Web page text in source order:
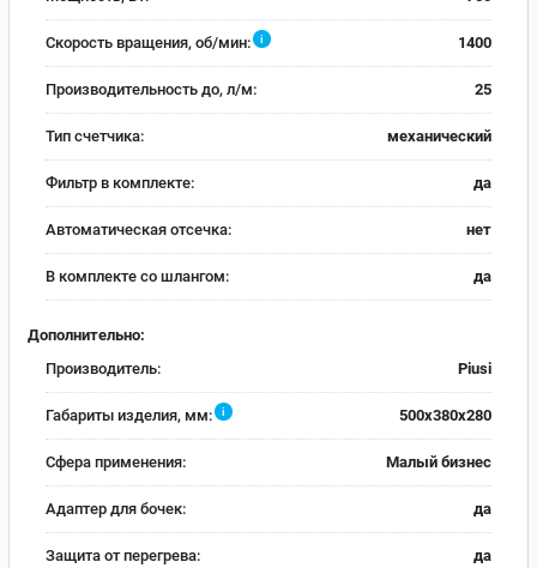
Скорость вращения, об/мин: i 1400
Производительность до, л/м: 25
Тип счетчика: механический
Фильтр в комплекте: да
Автоматическая отсечка: нет
В комплекте со шлангом: да
Дополнительно:
Производитель:
Piusi
Габариты изделия, мм: i 500x380x280
Сфера применения: Малый бизнес
Адаптер для бочек: да
Защита от перегрева: да